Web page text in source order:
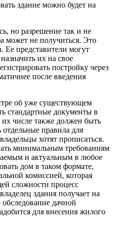
здание можно будет на
но разрешение так и не
может не получиться. Это
Ее представители могут
их на свое
постройку через
после введения
об уже существующем
стандартные документы в
числе также должен быть
правила для
хотят прописаться.
минимальным требованиям
и актуальным в любое
дом в таком формате,
комиссией, которая
сложности процесс
здания получает на
дачной
для внесения жилого